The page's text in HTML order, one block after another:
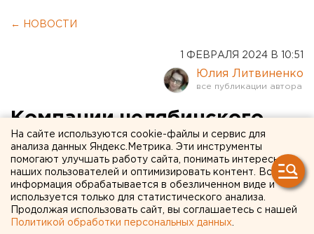
← НОВОСТИ
1 ФЕВРАЛЯ 2024 В 10:51
Юлия Литвиненко
Компании челябинского
промышленника из списка
Forbes не удалось отбиться
от претензий в 1,3 млн евро
На сайте используются cookie-файлы и сервис для
анализа данных Яндекс.Метрика. Эти инструменты
помогают улучшать работу сайта, понимать интересы
наших пользователей и оптимизировать контент. Вся
информация обрабатывается в обезличенном виде и
используется только для статистического анализа.
Продолжая использовать сайт, вы соглашаетесь с нашей
Политикой обработки персональных данных